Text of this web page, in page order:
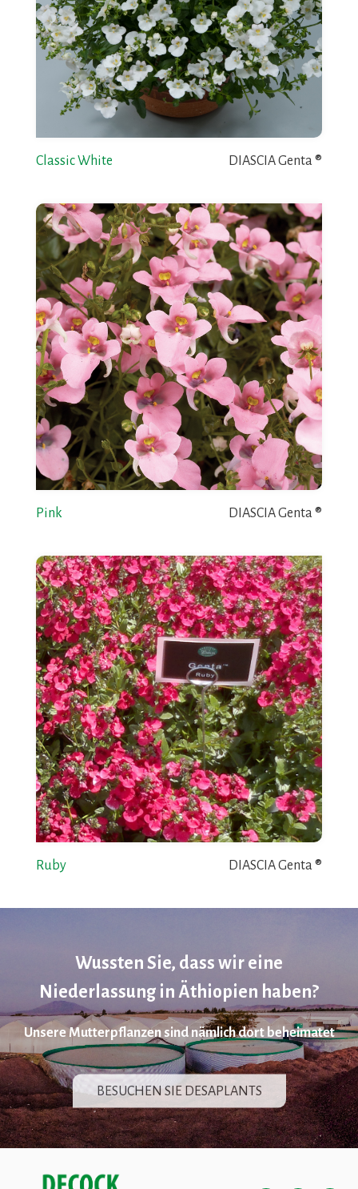
Classic White DIASCIA Genta ®
Pink DIASCIA Genta ®
Ruby DIASCIA Genta ®
Wussten Sie, dass wir eine
Niederlassung in Äthiopien haben?
Unsere Mutterpflanzen sind nämlich dort beheimatet
BESUCHEN SIE DESAPLANTS